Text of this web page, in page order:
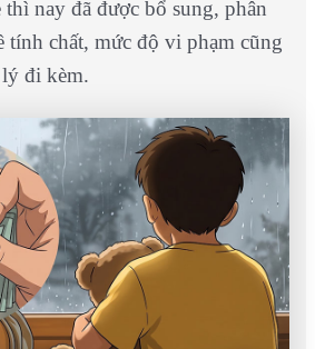
thì nay đã được bổ sung, phân
tính chất, mức độ vi phạm cũng
đi kèm.